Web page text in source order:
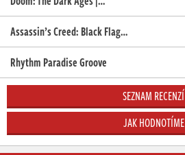
Assassin’s Creed: Black Flag…
Rhythm Paradise Groove
SEZNAM RECENZÍ
JAK HODNOTÍME